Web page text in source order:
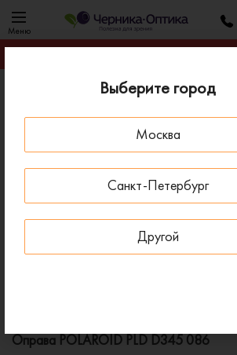
Выберите город
Москва
Санкт-Петербург
Другой
Меню
Гарантируем лучшую цену на любую
Оправы для очков
Оправа POLAROID PLD D345 086
Оправа POLAROID PLD D345 086
ПОД ЗАКАЗ